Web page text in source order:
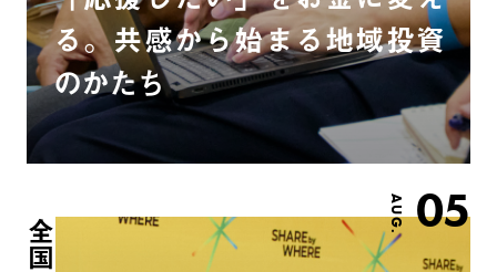
る。共感から始まる地域投資
のかたち
AUG. 05
全国